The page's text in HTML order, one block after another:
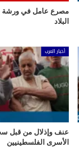
مصرع عامل في ورشة
البلاد
أخبار العرب
عنف وإذلال من قبل
الأسرى الفلسطينيين